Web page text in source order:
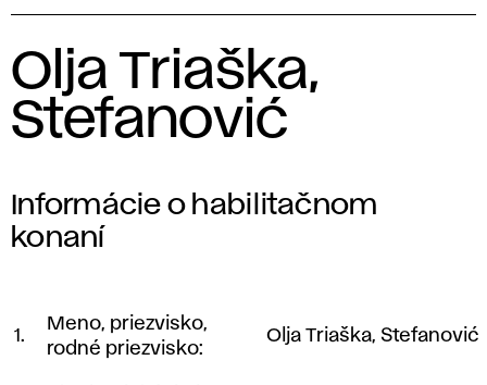
Olja Triaška,
Stefanović
Informácie o habilitačnom
konaní
1.
Meno, priezvisko,
rodné priezvisko:
Olja Triaška, Stefanović